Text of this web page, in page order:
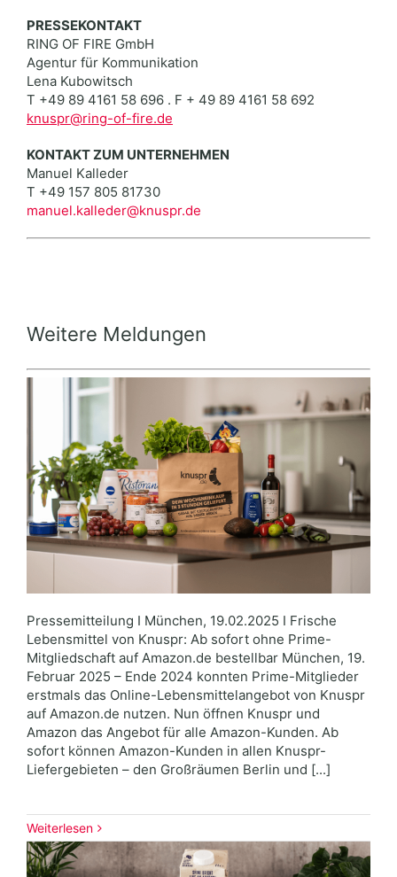
PRESSEKONTAKT
RING OF FIRE GmbH
Agentur für Kommunikation
Lena Kubowitsch
T +49 89 4161 58 696 . F + 49 89 4161 58 692
knuspr@ring-of-fire.de
KONTAKT ZUM UNTERNEHMEN
Manuel Kalleder
T +49 157 805 81730
manuel.kalleder@knuspr.de
Weitere Meldungen
Pressemitteilung I München, 19.02.2025 I Frische
Lebensmittel von Knuspr: Ab sofort ohne Prime-
Mitgliedschaft auf Amazon.de bestellbar München, 19.
Februar 2025 – Ende 2024 konnten Prime-Mitglieder
erstmals das Online-Lebensmittelangebot von Knuspr
auf Amazon.de nutzen. Nun öffnen Knuspr und
Amazon das Angebot für alle Amazon-Kunden. Ab
sofort können Amazon-Kunden in allen Knuspr-
Liefergebieten – den Großräumen Berlin und [...]
Weiterlesen